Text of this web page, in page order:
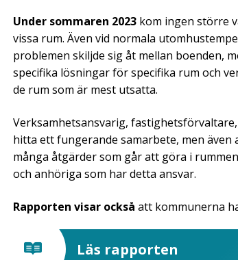
Under sommaren 2023 kom ingen större
vissa rum. Även vid normala
problemen skiljde sig åt mellan boenden,
specifika lösningar för specifika rum och
de rum som är mest utsatta.
Verksamhetsansvarig,
hitta ett fungerande samarbete, men
många åtgärder som går att göra i
och anhöriga som har detta ansvar.
Rapporten visar också att kommunerna
Läs rapporten